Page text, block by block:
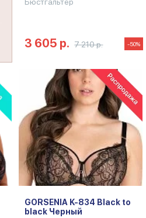
3 605 р. 7 210 р. -50%
GORSENIA K-834 Black to
black Черный